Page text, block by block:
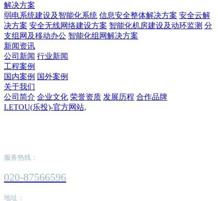
解决方案
弱电系统建设及智能化系统 信息安全整体解决方案 安全云解
决方案 安全无线网络建设方案 智能化机房建设及动环监测 分
支组网及移动办公 智能化组网解决方案
新闻资讯
公司新闻 行业新闻
工程案例
国内案例 国外案例
关于我们
公司简介 企业文化 荣誉资质 发展历程 合作品牌
LETOU(乐投)-官方网站,
服务热线：
020-87566596
地址：